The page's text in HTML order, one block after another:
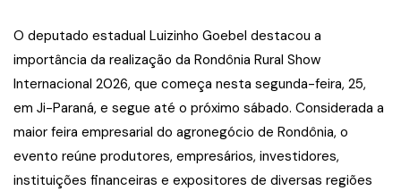
O deputado estadual Luizinho Goebel destacou a
importância da realização da Rondônia Rural Show
Internacional 2026, que começa nesta segunda-feira, 25,
em Ji-Paraná, e segue até o próximo sábado. Considerada a
maior feira empresarial do agronegócio de Rondônia, o
evento reúne produtores, empresários, investidores,
instituições financeiras e expositores de diversas regiões